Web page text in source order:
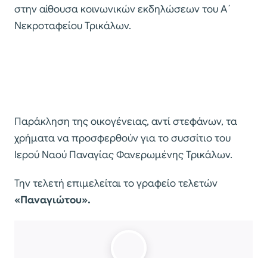
στην αίθουσα κοινωνικών εκδηλώσεων του Α΄
Νεκροταφείου Τρικάλων.
Παράκληση της οικογένειας, αντί στεφάνων, τα
χρήματα να προσφερθούν για το συσσίτιο του
Ιερού Ναού Παναγίας Φανερωμένης Τρικάλων.
Την τελετή επιμελείται το γραφείο τελετών
«Παναγιώτου».